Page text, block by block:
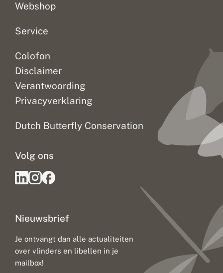
Webshop
Service
Colofon
Disclaimer
Verantwoording
Privacyverklaring
Dutch Butterfly Conservation
Nieuwsbrief
Je ontvangt dan alle actualiteiten
over vlinders en libellen in je
mailbox!
Volg ons